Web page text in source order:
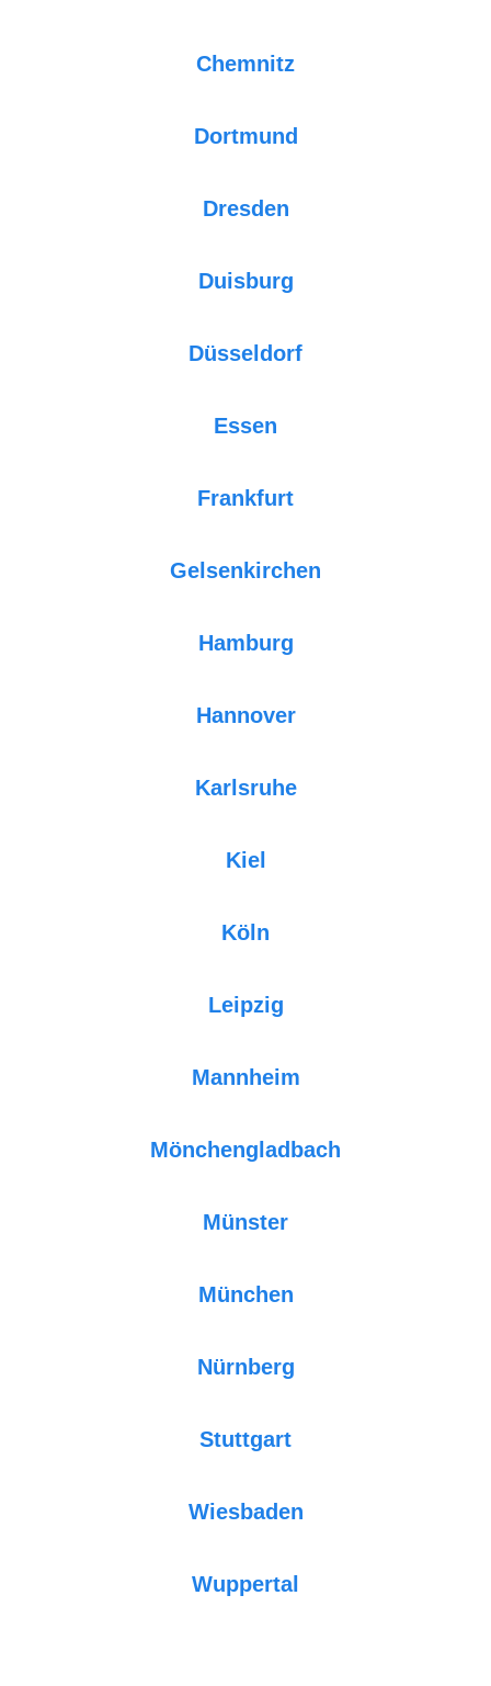
Chemnitz
Dortmund
Dresden
Duisburg
Düsseldorf
Essen
Frankfurt
Gelsenkirchen
Hamburg
Hannover
Karlsruhe
Kiel
Köln
Leipzig
Mannheim
Mönchengladbach
Münster
München
Nürnberg
Stuttgart
Wiesbaden
Wuppertal